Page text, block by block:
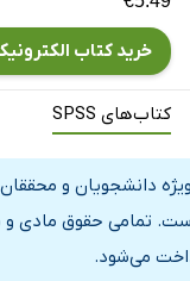
خرید کتاب
کتاب‌های SPSS
دانشجویان و
تمامی حقوق مادی و
می‌شود.